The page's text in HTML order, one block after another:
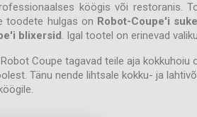
köögis või restoranis.
toodete hulgas on Robot-Coupe'i
blixersid. Igal tootel on erinevad
Coupe tagavad teile aja
Tänu nende lihtsale kokku- ja